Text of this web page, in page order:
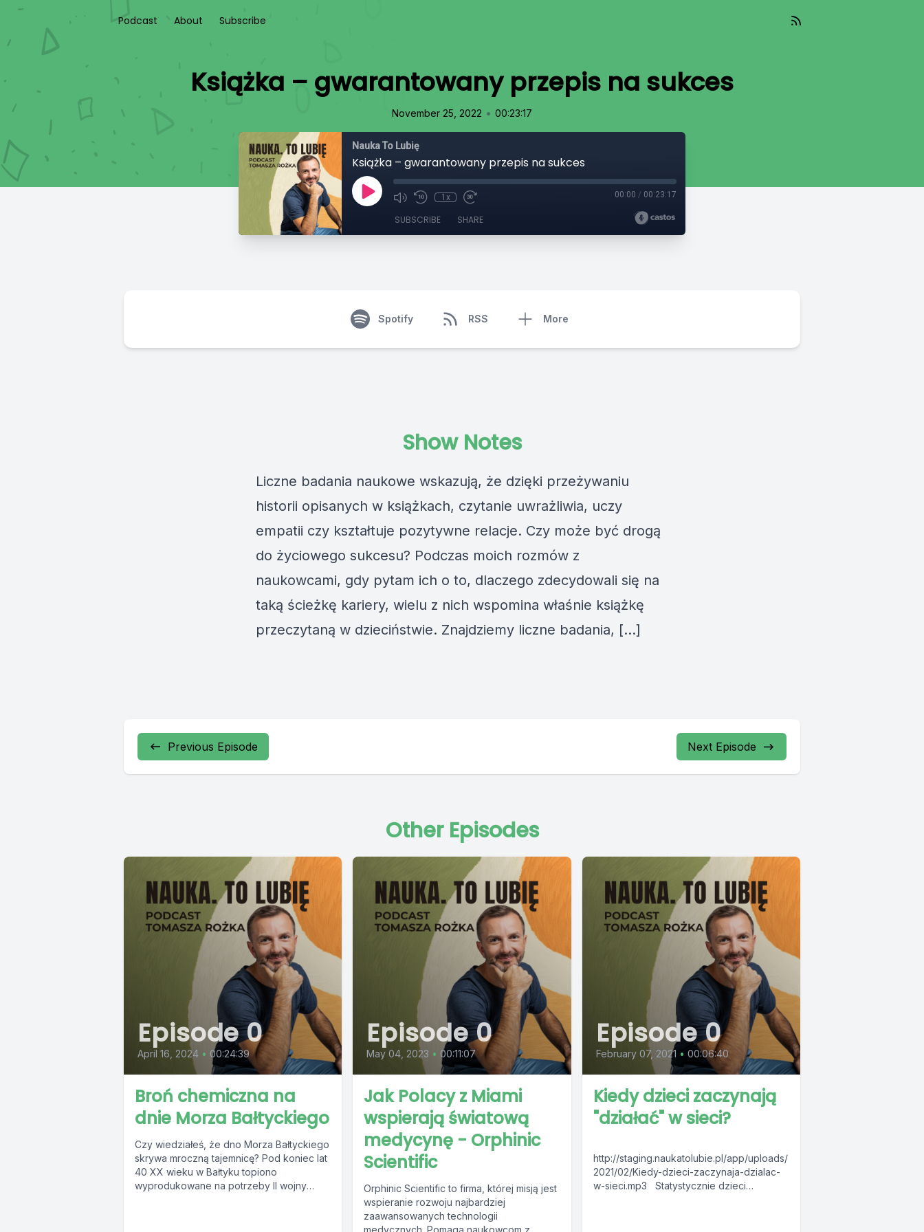
Podcast About Subscribe
Książka – gwarantowany przepis na sukces
November 25, 2022 • 00:23:17
Nauka To Lubię
Książka – gwarantowany przepis na sukces
1x 00:00 / 00:23:17
SUBSCRIBE SHARE
Spotify RSS More
Show Notes
Liczne badania naukowe wskazują, że dzięki przeżywaniu
historii opisanych w książkach, czytanie uwrażliwia, uczy
empatii czy kształtuje pozytywne relacje. Czy może być drogą
do życiowego sukcesu? Podczas moich rozmów z
naukowcami, gdy pytam ich o to, dlaczego zdecydowali się na
taką ścieżkę kariery, wielu z nich wspomina właśnie książkę
przeczytaną w dzieciństwie. Znajdziemy liczne badania, […]
Previous Episode Next Episode
Other Episodes
Episode 0
April 16, 2024 • 00:24:39
Broń chemiczna na
dnie Morza Bałtyckiego
Czy wiedziałeś, że dno Morza Bałtyckiego
skrywa mroczną tajemnicę? Pod koniec lat
40 XX wieku w Bałtyku topiono
wyprodukowane na potrzeby II wojny
Episode 0
May 04, 2023 • 00:11:07
Jak Polacy z Miami
wspierają światową
medycynę - Orphinic
Scientific
Orphinic Scientific to firma, której misją jest
wspieranie rozwoju najbardziej
zaawansowanych technologii
Episode 0
February 07, 2021 • 00:06:40
Kiedy dzieci zaczynają
"działać" w sieci?
http://staging.naukatolubie.pl/app/uploads/
2021/02/Kiedy-dzieci-zaczynaja-dzialac-
w-sieci.mp3 Statystycznie dzieci